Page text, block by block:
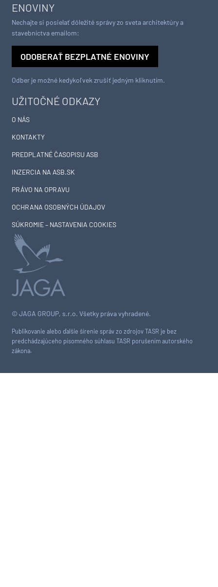
© JAGA GROUP, s.r.o. Všetky práva vyhradené.
Publikovanie alebo ďalšie šírenie správ zo zdrojov TASR je bez
predchádzajúceho písomného súhlasu TASR porušením autorského
zákona.
UŽITOČNÉ ODKAZY
O NÁS
KONTAKTY
PREDPLATNÉ ČASOPISU ASB
INZERCIA NA ASB.SK
PRÁVO NA OPRAVU
OCHRANA OSOBNÝCH ÚDAJOV
SÚKROMIE – NASTAVENIA COOKIES
ENOVINY
Nechajte si posielať dôležité správy zo sveta architektúry a
stavebníctva emailom:
ODOBERAŤ BEZPLATNÉ ENOVINY
Odber je možné kedykoľvek zrušiť jedným kliknutím.